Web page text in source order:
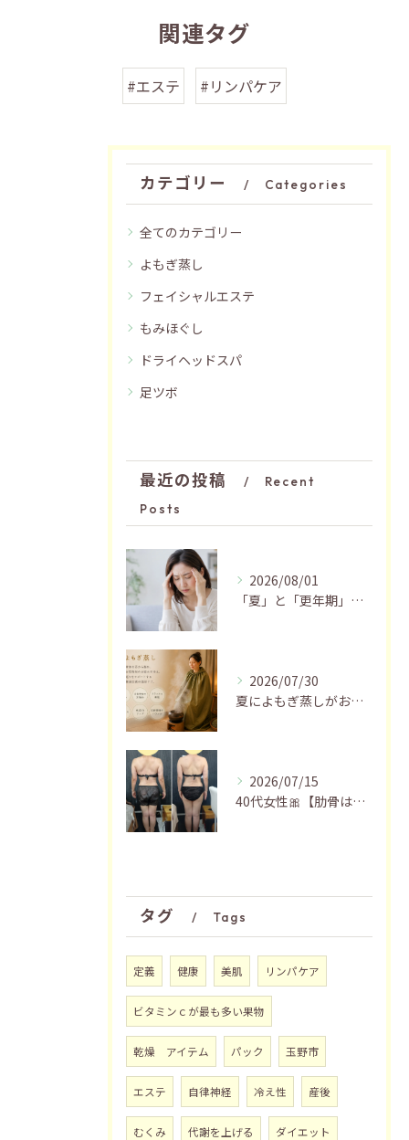
関連タグ
#エステ #リンパケア
カテゴリー Categories
全てのカテゴリー
よもぎ蒸し
フェイシャルエステ
もみほぐし
ドライヘッドスパ
足ツボ
最近の投稿
Recent
Posts
2026/08/01
「夏」と「更年期」の関係…おすすめの過ごし方🍃
2026/07/30
夏によもぎ蒸しがおすすめの理由✨
2026/07/15
40代女性🎀【肋骨はがし＋お腹瘦せマッサージ90分】
タグ Tags
定義 健康 美肌 リンパケア
ビタミンｃが最も多い果物
乾燥 アイテム パック 玉野市
エステ 自律神経 冷え性 産後
むくみ 代謝を上げる ダイエット